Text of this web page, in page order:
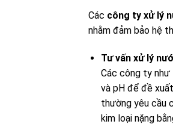
Các công ty xử lý
nhằm đảm bảo hệ
Tư vấn xử lý
Các công ty
và pH để đề
thường yêu cầu
kim loại nặng